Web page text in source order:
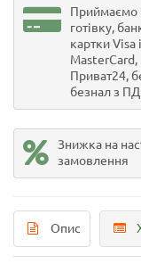
Приймаємо
готівку,
картки Visa і
MasterCard,
Приват24,
безнал з
Знижка на
замовлення
Опис